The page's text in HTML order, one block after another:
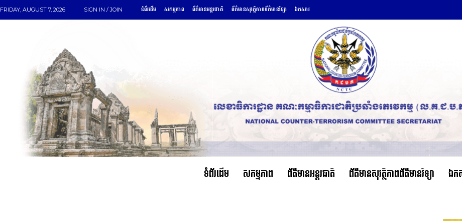
FRIDAY, AUGUST 7, 2026 SIGN IN / JOIN ទំព័រដើម សកម្មភាព ព័ត៌មានអន្តរជាតិ ព័ត៌មានសុវត្ថិភាពព័ត៌មានវិទ្យា ឯកសារ
ទំព័រដើម សកម្មភាព ព័ត៌មានអន្តរជាតិ ព័ត៌មានសុវត្ថិភាពព័ត៌មានវិទ្យា ឯក